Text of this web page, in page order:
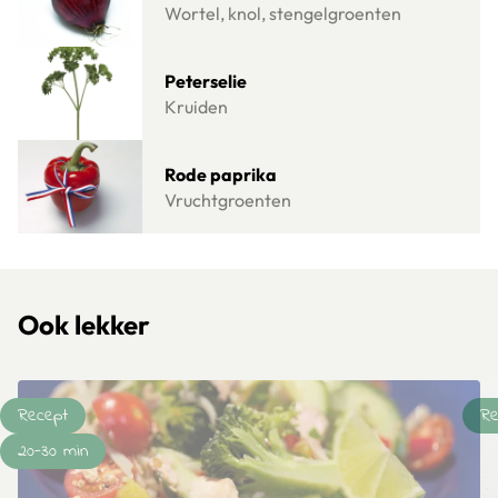
Wortel, knol, stengelgroenten
Peterselie
Kruiden
Lees meer over Peterselie
Rode paprika
Vruchtgroenten
Lees meer over Rode paprika
Ook lekker
Recept
20-30 min